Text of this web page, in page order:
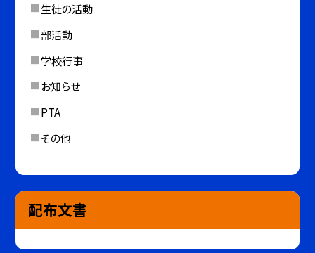
生徒の活動
部活動
学校行事
お知らせ
PTA
その他
配布文書